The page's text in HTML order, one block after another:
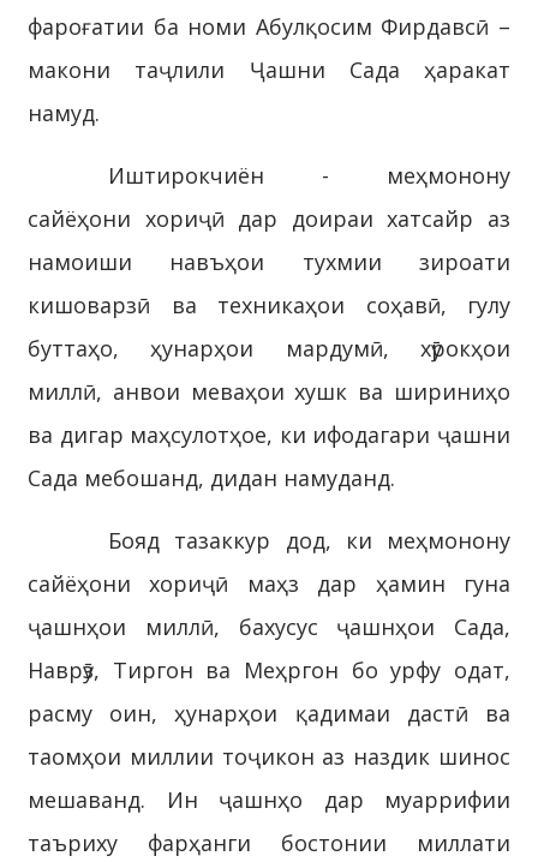
фароғатии ба номи Абулқосим Фирдавсӣ –
макони таҷлили Ҷашни Сада ҳаракат
намуд.
Иштирокчиён - меҳмонону
сайёҳони хориҷӣ дар доираи хатсайр аз
намоиши навъҳои тухмии зироати
кишоварзӣ ва техникаҳои соҳавӣ, гулу
буттаҳо, ҳунарҳои мардумӣ, хӯрокҳои
миллӣ, анвои меваҳои хушк ва шириниҳо
ва дигар маҳсулотҳое, ки ифодагари ҷашни
Сада мебошанд, дидан намуданд.
Бояд тазаккур дод, ки меҳмонону
сайёҳони хориҷӣ маҳз дар ҳамин гуна
ҷашнҳои миллӣ, бахусус ҷашнҳои Сада,
Наврӯз, Тиргон ва Меҳргон бо урфу одат,
расму оин, ҳунарҳои қадимаи дастӣ ва
таомҳои миллии тоҷикон аз наздик шинос
мешаванд. Ин ҷашнҳо дар муаррифии
таъриху фарҳанги бостонии миллати